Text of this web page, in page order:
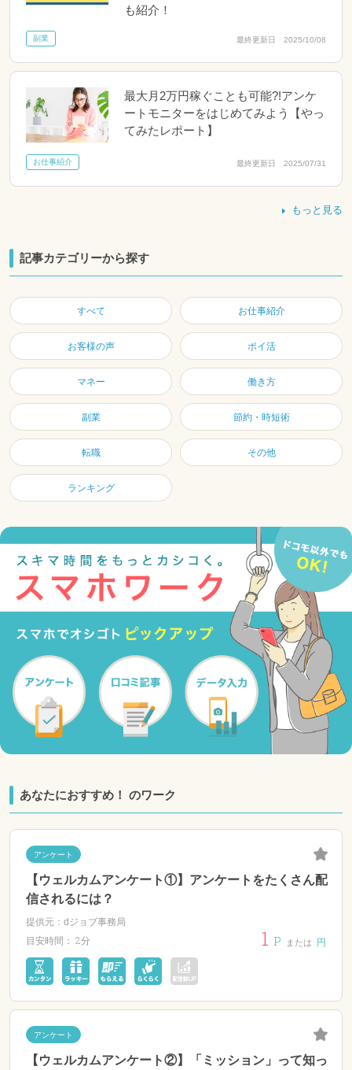
も紹介！
副業 最終更新日 2025/10/08
最大月2万円稼ぐことも可能?!アンケ
ートモニターをはじめてみよう【やっ
てみたレポート】
お仕事紹介 最終更新日 2025/07/31
もっと見る
記事カテゴリーから探す
すべて お仕事紹介
お客様の声 ポイ活
マネー 働き方
副業 節約・時短術
転職 その他
ランキング
あなたにおすすめ！ のワーク
アンケート
【ウェルカムアンケート①】アンケートをたくさん配
信されるには？
提供元：dジョブ事務局
目安時間： 2分 1 P または 円
アンケート
【ウェルカムアンケート②】「ミッション」って知っ